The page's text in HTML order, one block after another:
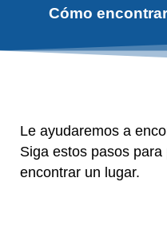
Cómo
Le ayudaremos a
Siga estos pasos
encontrar un lugar.